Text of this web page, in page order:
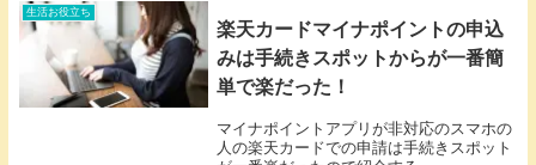
生活お役立ち
楽天カードマイナポイントの申込
みは手続きスポットからが一番簡
単で楽だった！
マイナポイントアプリが非対応のスマホの
人の楽天カードでの申請は手続きスポット